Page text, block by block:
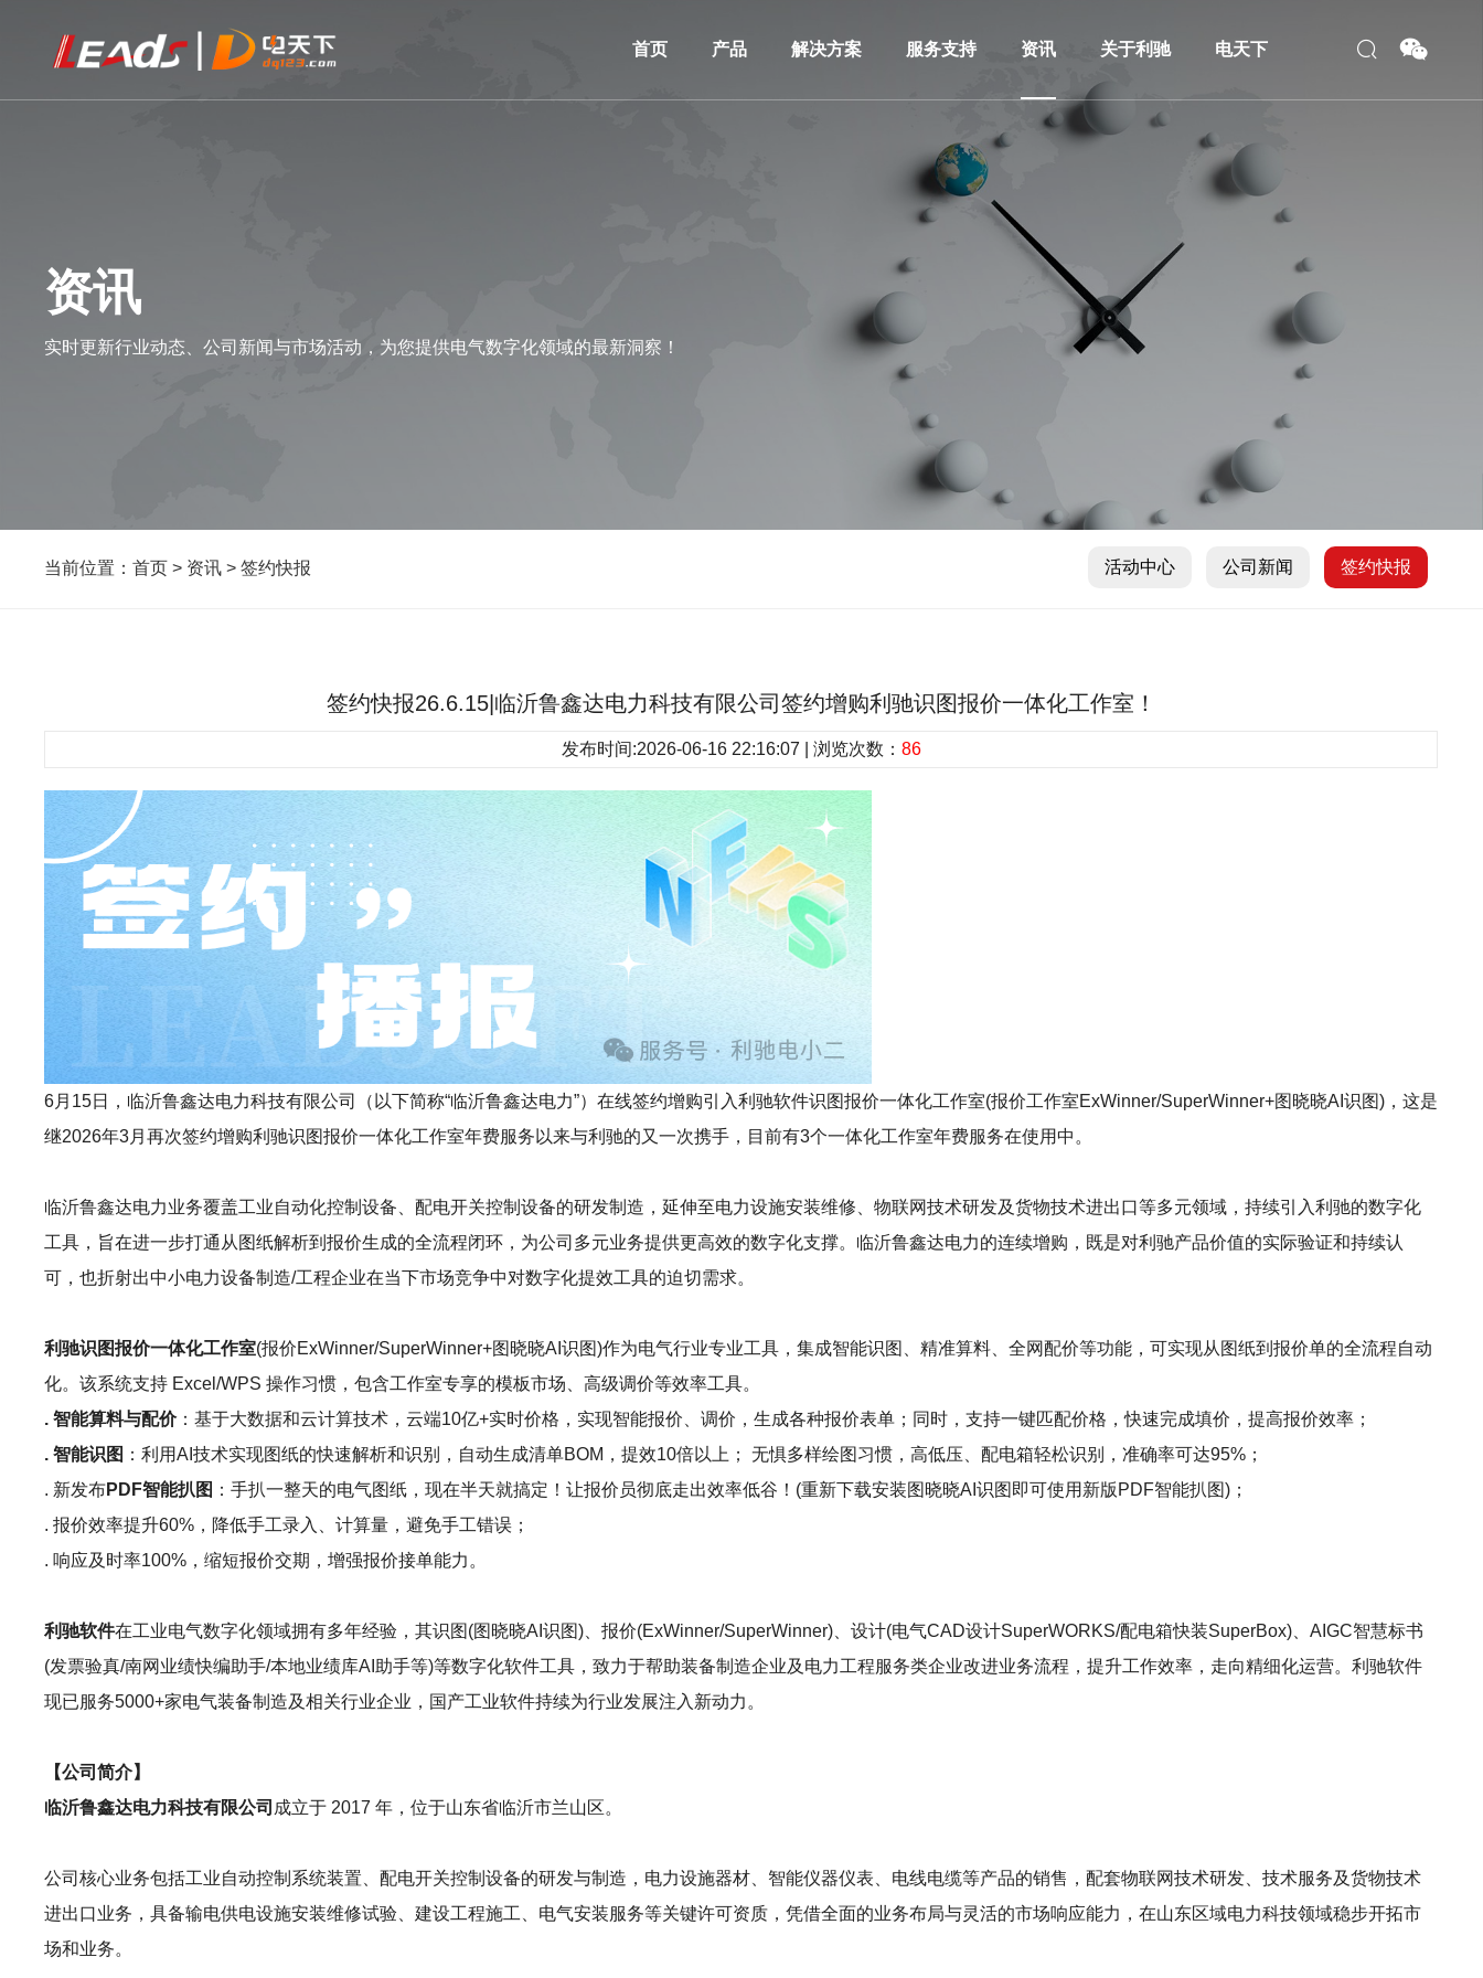
首页 产品 解决方案 服务支持 资讯 关于利驰 电天下
资讯
实时更新行业动态、公司新闻与市场活动，为您提供电气数字化领域的最新洞察！
当前位置：首页 > 资讯 >签约快报 活动中心 公司新闻 签约快报
签约快报26.6.15|临沂鲁鑫达电力科技有限公司签约增购利驰识图报价一体化工作室！
发布时间:2026-06-16 22:16:07 | 浏览次数： 86
6月15日，临沂鲁鑫达电力科技有限公司（以下简称“临沂鲁鑫达电力”）在线签约增购引入利驰软件识图报价一体化工作室(报价工作室ExWinner/SuperWinner+图晓晓AI识图)，这是
继2026年3月再次签约增购利驰识图报价一体化工作室年费服务以来与利驰的又一次携手，目前有3个一体化工作室年费服务在使用中。
临沂鲁鑫达电力业务覆盖工业自动化控制设备、配电开关控制设备的研发制造，延伸至电力设施安装维修、物联网技术研发及货物技术进出口等多元领域，持续引入利驰的数字化
工具，旨在进一步打通从图纸解析到报价生成的全流程闭环，为公司多元业务提供更高效的数字化支撑。临沂鲁鑫达电力的连续增购，既是对利驰产品价值的实际验证和持续认
可，也折射出中小电力设备制造/工程企业在当下市场竞争中对数字化提效工具的迫切需求。
利驰识图报价一体化工作室(报价ExWinner/SuperWinner+图晓晓AI识图)作为电气行业专业工具，集成智能识图、精准算料、全网配价等功能，可实现从图纸到报价单的全流程自动
化。该系统支持 Excel/WPS 操作习惯，包含工作室专享的模板市场、高级调价等效率工具。
. 智能算料与配价：基于大数据和云计算技术，云端10亿+实时价格，实现智能报价、调价，生成各种报价表单；同时，支持一键匹配价格，快速完成填价，提高报价效率；
. 智能识图 ：利用AI技术实现图纸的快速解析和识别，自动生成清单BOM，提效10倍以上； 无惧多样绘图习惯，高低压、配电箱轻松识别，准确率可达95%；
. 新发布PDF智能扒图 ：手扒一整天的电气图纸，现在半天就搞定！让报价员彻底走出效率低谷！(重新下载安装图晓晓AI识图即可使用新版PDF智能扒图)；
. 报价效率提升60%，降低手工录入、计算量，避免手工错误；
. 响应及时率100%，缩短报价交期，增强报价接单能力。
利驰软件在工业电气数字化领域拥有多年经验，其识图(图晓晓AI识图)、报价(ExWinner/SuperWinner)、设计(电气CAD设计SuperWORKS/配电箱快装SuperBox)、AIGC智慧标书
(发票验真/南网业绩快编助手/本地业绩库AI助手等)等数字化软件工具，致力于帮助装备制造企业及电力工程服务类企业改进业务流程，提升工作效率，走向精细化运营。利驰软件
现已服务5000+家电气装备制造及相关行业企业，国产工业软件持续为行业发展注入新动力。
【公司简介】
临沂鲁鑫达电力科技有限公司 成立于 2017 年，位于山东省临沂市兰山区。
公司核心业务包括工业自动控制系统装置、配电开关控制设备的研发与制造，电力设施器材、智能仪器仪表、电线电缆等产品的销售，配套物联网技术研发、技术服务及货物技术
进出口业务，具备输电供电设施安装维修试验、建设工程施工、电气安装服务等关键许可资质，凭借全面的业务布局与灵活的市场响应能力，在山东区域电力科技领域稳步开拓市
场和业务。